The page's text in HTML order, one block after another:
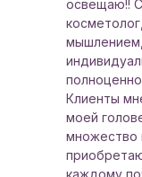
освещаю!!
Клиенты
моей
множество
каждому